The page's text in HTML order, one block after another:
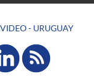
- URUGUAY